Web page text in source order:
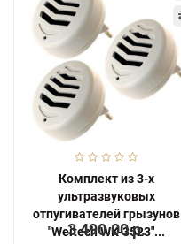
Комплект из 3-х
ультразвуковых
отпугивателей грызунов
"Weitech WK-3523"...
3 490.00 р.